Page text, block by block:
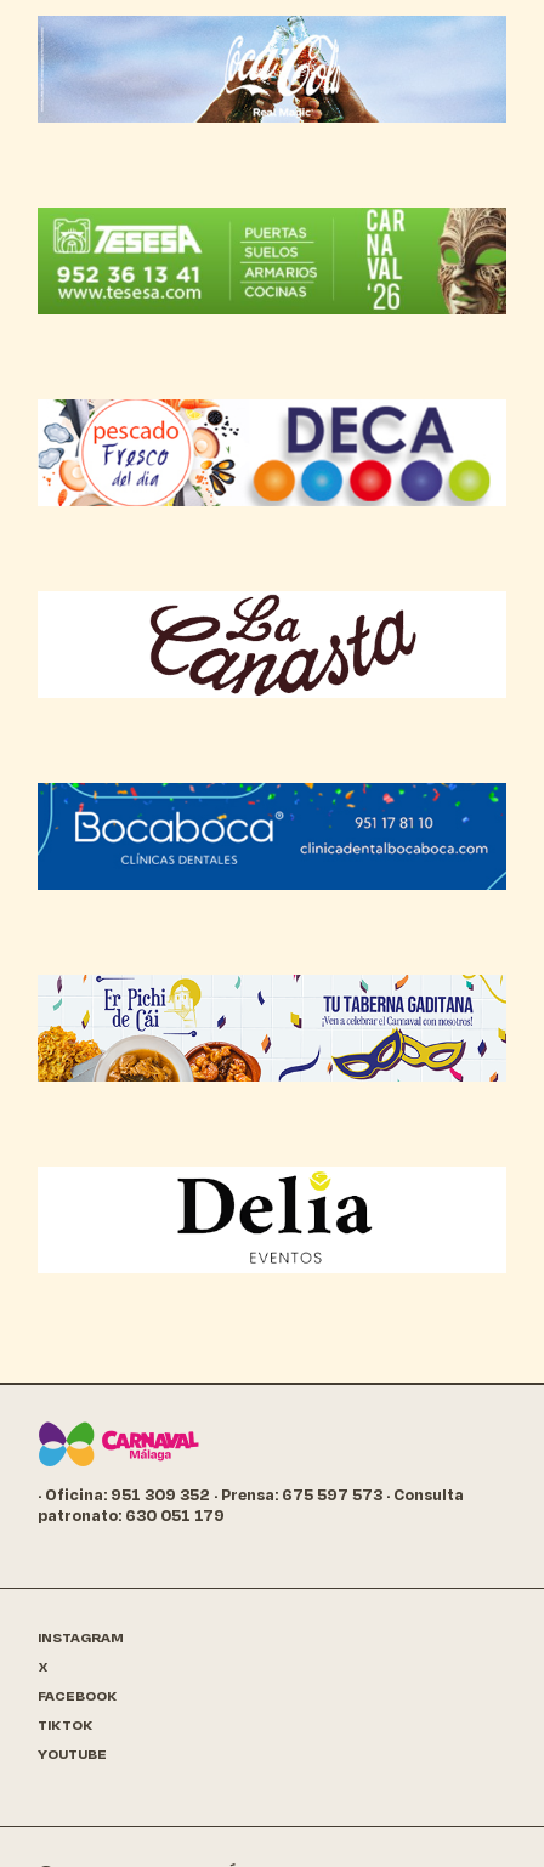
· Oficina: 951 309 352 · Prensa: 675 597 573 · Consulta
patronato: 630 051 179
INSTAGRAM
X
FACEBOOK
TIKTOK
YOUTUBE